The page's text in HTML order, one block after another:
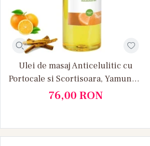
Ulei de masaj Anticelulitic cu
Portocale si Scortisoara, Yamuna 1
L
76,00 RON